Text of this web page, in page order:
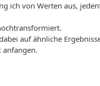
ich von Werten aus,
auf ähnliche
anfangen.